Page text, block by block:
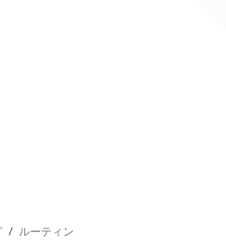
ルーティン